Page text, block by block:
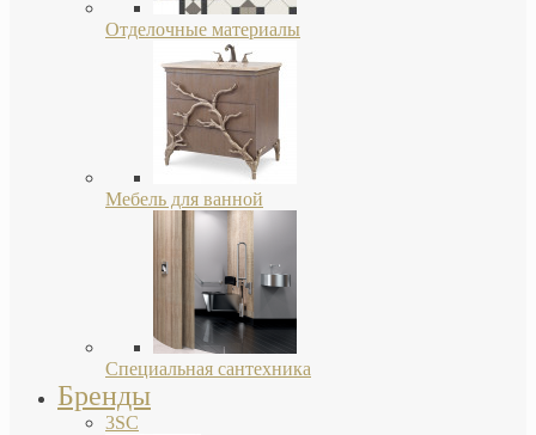
Отделочные материалы
Мебель для ванной
Специальная сантехника
Бренды
3SC